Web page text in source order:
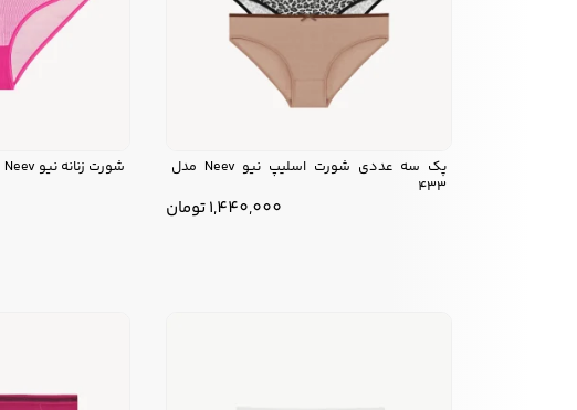
پک سه عددی شورت اسلیپ نیو Neev مدل
433
1,440,000تومان
شورت زنانه نیو Neev مدل Suna